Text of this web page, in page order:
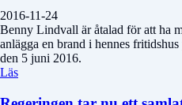
2016-11-24
Benny Lindvall är åtalad för att ha
anlägga en brand i hennes
den 5 juni 2016.
Läs